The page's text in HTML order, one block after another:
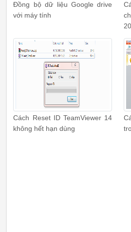
Đồng bộ dữ liệu Google drive
với máy tính
Cách Reset ID TeamViewer 14
không hết hạn dùng